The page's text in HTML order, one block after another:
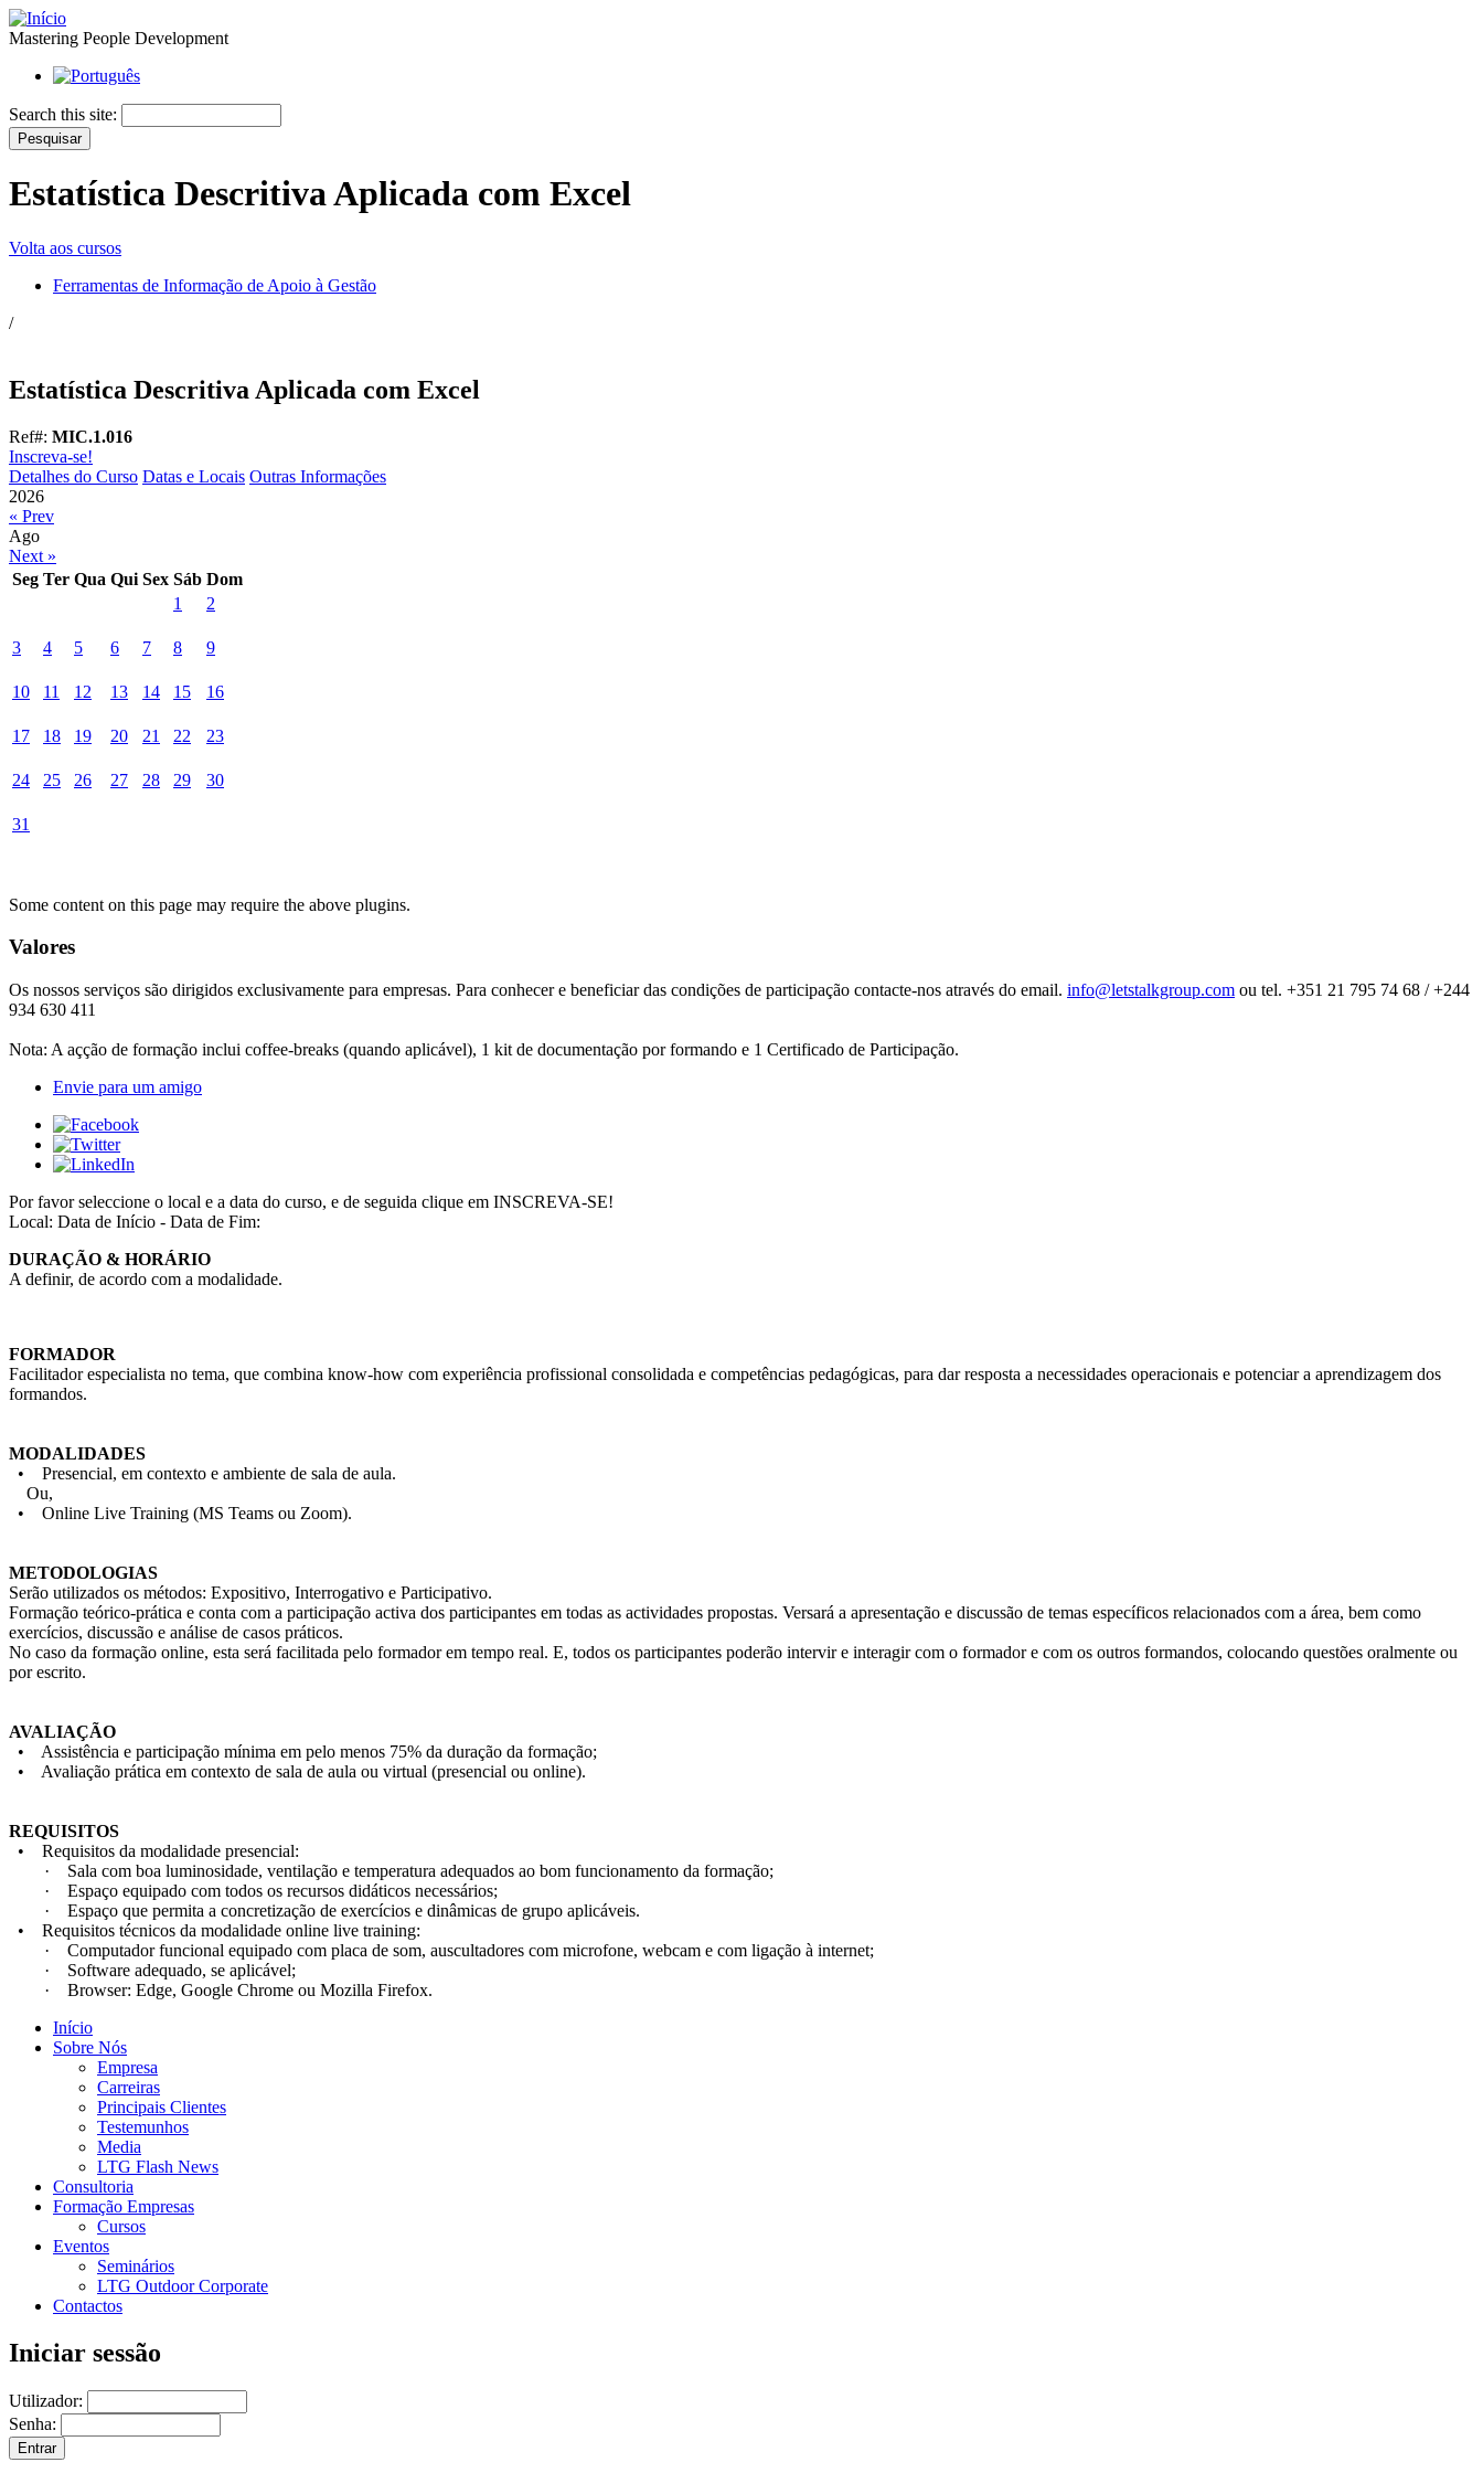
Mastering People Development
Search this site:
Estatística Descritiva Aplicada com Excel
Volta aos cursos
Ferramentas de Informação de Apoio à Gestão
/
Estatística Descritiva Aplicada com Excel
Ref#: MIC.1.016
Inscreva-se!
Detalhes do Curso Datas e Locais Outras Informações
2026
« Prev
Ago
Next »
Seg Ter Qua Qui Sex Sáb Dom
1
2
3 4 5 6 7 8 9
10 11 12 13 14 15 16
17 18 19 20 21 22 23
24 25 26 27 28 29 30
31
Some content on this page may require the above plugins.
Valores
Os nossos serviços são dirigidos exclusivamente para empresas. Para conhecer e beneficiar das condições de participação contacte-nos através do email. info@letstalkgroup.com ou tel. +351 21 795 74 68 / +244
934 630 411
Nota: A açção de formação inclui coffee-breaks (quando aplicável), 1 kit de documentação por formando e 1 Certificado de Participação.
Envie para um amigo
Por favor seleccione o local e a data do curso, e de seguida clique em INSCREVA-SE!
Local: Data de Início - Data de Fim:
DURAÇÃO & HORÁRIO
A definir, de acordo com a modalidade.
FORMADOR
Facilitador especialista no tema, que combina know-how com experiência profissional consolidada e competências pedagógicas, para dar resposta a necessidades operacionais e potenciar a aprendizagem dos
formandos.
MODALIDADES
• Presencial, em contexto e ambiente de sala de aula.
Ou,
• Online Live Training (MS Teams ou Zoom).
METODOLOGIAS
Serão utilizados os métodos: Expositivo, Interrogativo e Participativo.
Formação teórico-prática e conta com a participação activa dos participantes em todas as actividades propostas. Versará a apresentação e discussão de temas específicos relacionados com a área, bem como
exercícios, discussão e análise de casos práticos.
No caso da formação online, esta será facilitada pelo formador em tempo real. E, todos os participantes poderão intervir e interagir com o formador e com os outros formandos, colocando questões oralmente ou
por escrito.
AVALIAÇÃO
• Assistência e participação mínima em pelo menos 75% da duração da formação;
• Avaliação prática em contexto de sala de aula ou virtual (presencial ou online).
REQUISITOS
• Requisitos da modalidade presencial:
· Sala com boa luminosidade, ventilação e temperatura adequados ao bom funcionamento da formação;
· Espaço equipado com todos os recursos didáticos necessários;
· Espaço que permita a concretização de exercícios e dinâmicas de grupo aplicáveis.
• Requisitos técnicos da modalidade online live training:
· Computador funcional equipado com placa de som, auscultadores com microfone, webcam e com ligação à internet;
· Software adequado, se aplicável;
· Browser: Edge, Google Chrome ou Mozilla Firefox.
Início
Sobre Nós
Empresa
Carreiras
Principais Clientes
Testemunhos
Media
LTG Flash News
Consultoria
Formação Empresas
Cursos
Eventos
Seminários
LTG Outdoor Corporate
Contactos
Iniciar sessão
Utilizador:
Senha: